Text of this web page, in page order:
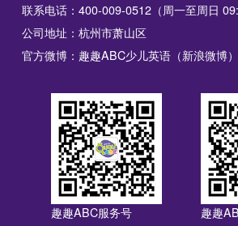
联系电话：400-009-0512（周一至周日
公司地址：杭州市萧山区
官方微博：趣趣ABC少儿英语（新浪微博）
趣趣ABC服务号 趣趣